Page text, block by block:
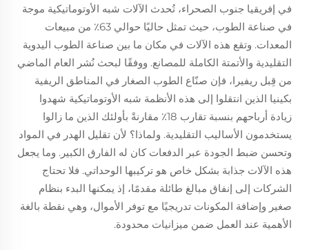
في إفريقيا جنوب الصحراء، تُحدث الآلات شبه الأوتوماتيكية موجة
في صناعة الطوب، حيث تمثل حاليًا حوالي 63٪ من مبيعات
المعدات. وتقع هذه الآلات في مكان ما بين صناعة الطوب اليدوية
التقليدية والأتمتة الكاملة للمصانع. ووفقًا لبحث نُشر العام الماضي
من قِبل ريفيرا، فإن صنّاع الطوب الصغار في المناطق الريفية
بكينيا الذين انتقلوا إلى هذه الأنظمة شبه الأوتوماتيكية شهدوا
زيادة أرباحهم بنسبة تقارب 18٪ مقارنةً بأولئك الذين ما زالوا
يستخدمون الأساليب التقليدية. ولماذا؟ لأن تقليل الهدر في المواد
وتحسن ضبط الجودة عبر الدفعات كان له الفارق الكبير. وما يجعل
هذه الآلات جذابة بشكل خاص هو تركيبها الوحداتي. فلا تحتاج
الشركات إلى إنفاق مبالغ طائلة مقدمًا، إذ يمكنها البدء بنظام
صغير وإضافة المكونات تدريجيًا مع توفر الأموال، وهي نقطة بالغة
الأهمية عند العمل ضمن ميزانيات محدودة.